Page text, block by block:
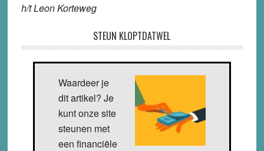
h/t Leon Korteweg
STEUN KLOPTDATWEL
Waardeer je
dit artikel? Je
kunt onze site
steunen met
een financiële